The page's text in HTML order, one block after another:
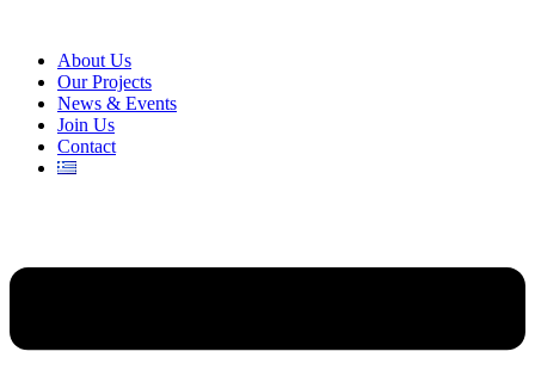
About Us
Our Projects
News & Events
Join Us
Contact